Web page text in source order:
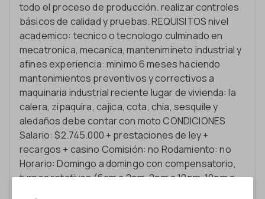
todo el proceso de producción. realizar controles
básicos de calidad y pruebas. REQUISITOS nivel
academico: tecnico o tecnologo culminado en
mecatronica, mecanica, mantenimineto industrial y
afines experiencia: minimo 6 meses haciendo
mantenimientos preventivos y correctivos a
maquinaria industrial reciente lugar de vivienda: la
calera, zipaquira, cajica, cota, chia, sesquile y
aledaños debe contar con moto CONDICIONES
Salario: $2.745.000 + prestaciones de ley +
recargos + casino Comisión: no Rodamiento: no
Horario: Domingo a domingo con compensatorio,
turnos rotativos (6am a 2pm, 2pm a 10pm, 10pm a